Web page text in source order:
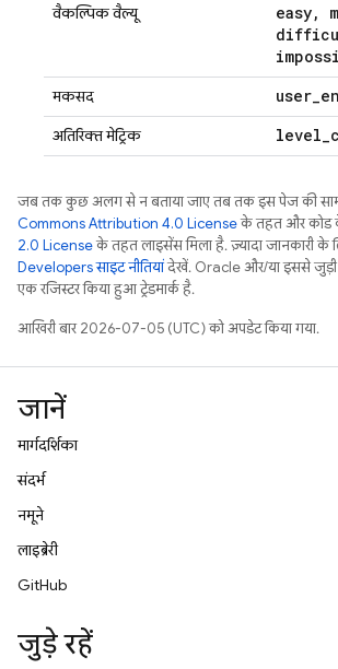
वैकल्पिक वैल्यू easy,
मकसद user_
अतिरिक्त मेट्रिक level_
जब तक कुछ अलग से न बताया जाए, तब तक इस पेज की
Commons Attribution 4.0 Licenseके तहत और कोड
2.0 Licenseके तहत लाइसेंस मिला है. ज़्यादा जानकारी के
Developers साइट नीतियांदेखें. Oracle और/या इससे जुड़ी
एक रजिस्टर किया हुआ ट्रेडमार्क है.
आखिरी बार 2026-07-05 (UTC) को अपडेट किया गया.
जानें
मार्गदर्शिका
संदर्भ
नमूने
लाइब्रेरी
GitHub
जुड़े रहें